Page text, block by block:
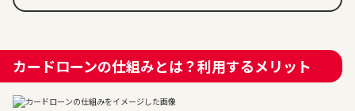
カードローンの仕組みとは？利用するメリット